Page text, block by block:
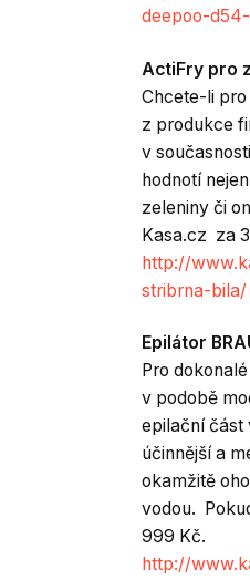
deepoo-
ActiFry pro
Chcete-li
z produkce
v
hodnotí
zeleniny či
Kasa.cz za
http://
stribrna-bila/
Epilátor
Pro
v podobě
epilační část
účinnější a
okamžitě
vodou.
999 Kč.
http://